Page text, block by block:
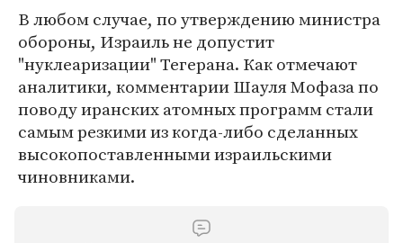
В любом случае, по утверждению министра
обороны, Израиль не допустит
"нуклеаризации" Тегерана. Как отмечают
аналитики, комментарии Шауля Мофаза по
поводу иранских атомных программ стали
самым резкими из когда-либо сделанных
высокопоставленными израильскими
чиновниками.